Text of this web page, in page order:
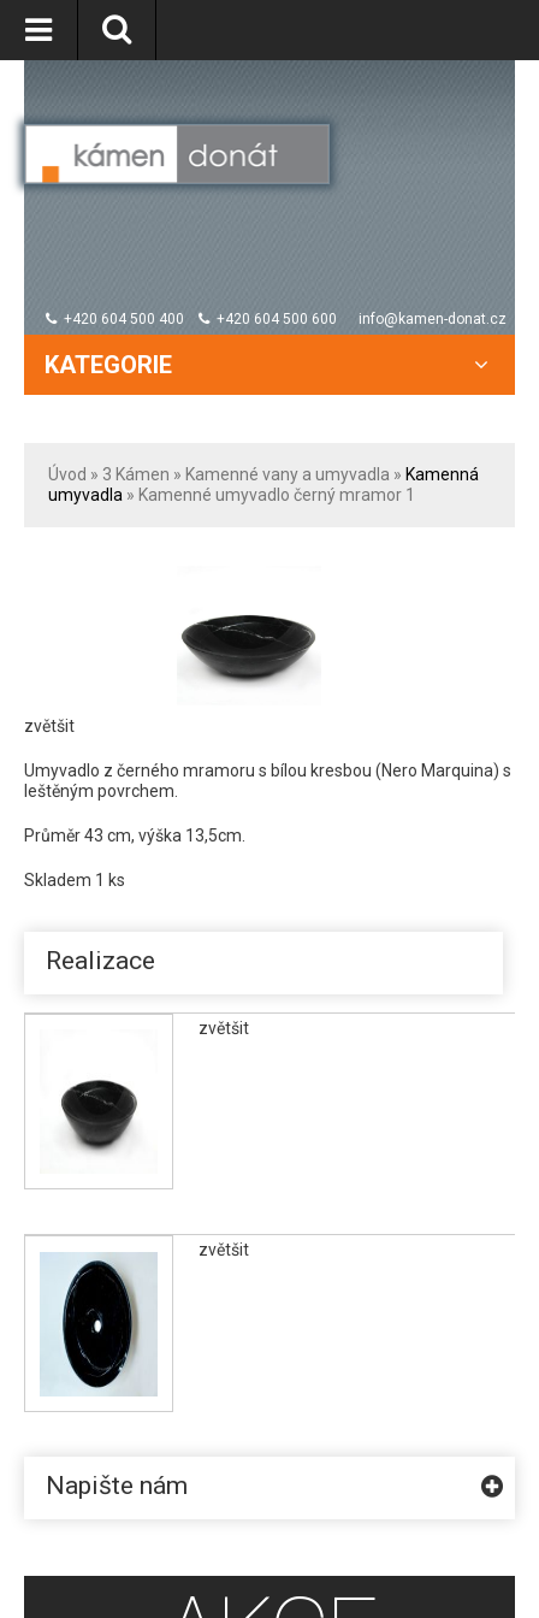
+420 604 500 400 +420 604 500 600 info@kamen-donat.cz
KATEGORIE
Úvod » 3 Kámen » Kamenné vany a umyvadla » Kamenná
umyvadla » Kamenné umyvadlo černý mramor 1
zvětšit
Umyvadlo z černého mramoru s bílou kresbou (Nero Marquina) s
leštěným povrchem.
Průměr 43 cm, výška 13,5cm.
Skladem 1 ks
Realizace
zvětšit
zvětšit
Napište nám